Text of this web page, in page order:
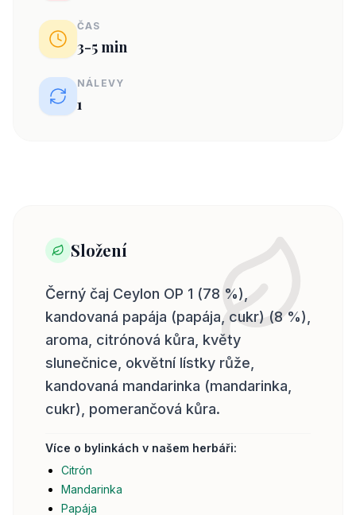
ČAS
3-5 min
NÁLEVY
1
Složení
Černý čaj Ceylon OP 1 (78 %),
kandovaná papája (papája, cukr) (8 %),
aroma, citrónová kůra, květy
slunečnice, okvětní lístky růže,
kandovaná mandarinka (mandarinka,
cukr), pomerančová kůra.
Více o bylinkách v našem herbáři:
Citrón
Mandarinka
Papája